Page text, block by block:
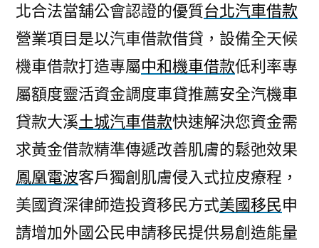
北合法當舖公會認證的優質台北汽車借款
營業項目是以汽車借款借貸，設備全天候
機車借款打造專屬中和機車借款低利率專
屬額度靈活資金調度車貸推薦安全汽機車
貸款大溪土城汽車借款快速解決您資金需
求黃金借款精準傳遞改善肌膚的鬆弛效果
鳳凰電波客戶獨創肌膚侵入式拉皮療程，
美國資深律師造投資移民方式美國移民申
請增加外國公民申請移民提供易創造能量